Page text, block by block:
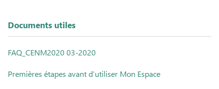
Documents utiles
FAQ_CENM2020 03-2020
Premières étapes avant d’utiliser Mon Espace